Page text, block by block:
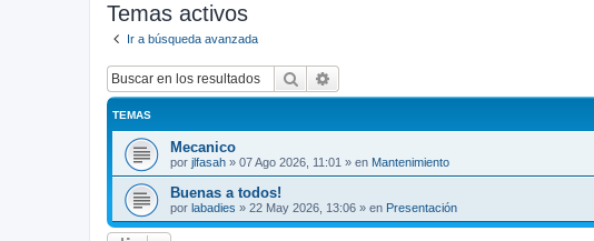
Temas activos
Ir a búsqueda avanzada
Buscar
TEMAS
Mecanico
por jlfasah » 07 Ago 2026, 11:01 » en Mantenimiento
Buenas a todos!
por labadies » 22 May 2026, 13:06 » en Presentación